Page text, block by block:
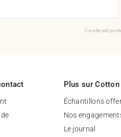
Ce site est
Plus sur Cotton
Échantillons
Nos
Le journal